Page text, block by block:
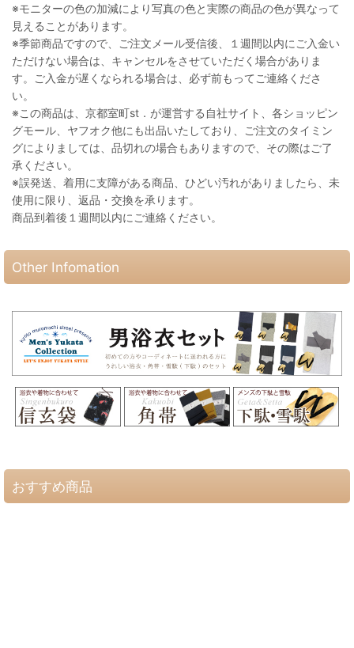
※モニターの色の加減により写真の色と実際の商品の色が異なって
見えることがあります。
※季節商品ですので、ご注文メール受信後、１週間以内にご入金い
ただけない場合は、キャンセルをさせていただく場合がありま
す。ご入金が遅くなられる場合は、必ず前もってご連絡くださ
い。
※この商品は、京都室町st．が運営する自社サイト、各ショッピン
グモール、ヤフオク他にも出品いたしており、ご注文のタイミン
グによりましては、品切れの場合もありますので、その際はご了
承ください。
※誤発送、着用に支障がある商品、ひどい汚れがありましたら、未
使用に限り、返品・交換を承ります。
商品到着後１週間以内にご連絡ください。
Other Infomation
おすすめ商品